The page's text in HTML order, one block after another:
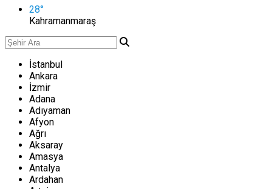
28°
Kahramanmaraş
İstanbul
Ankara
İzmir
Adana
Adıyaman
Afyon
Ağrı
Aksaray
Amasya
Antalya
Ardahan